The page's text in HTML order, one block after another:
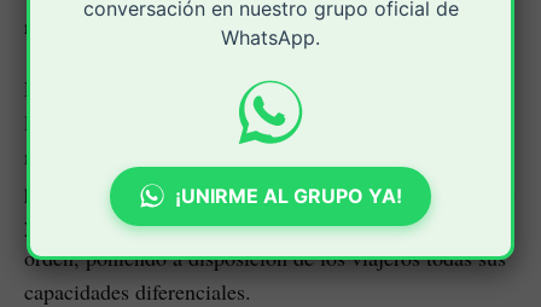
región del país.
Esta estrategia se desarrolla de manera coordinada con
la Policía Nacional y las autoridades departamentales y
municipales, articulando capacidades para cumplir este
propósito. Más de 2000 soldados permanecen vigilantes
y listos para reaccionar ante cualquier alteración del
orden, poniendo a disposición de los viajeros todas sus
capacidades diferenciales.
conversación en nuestro grupo oficial de
WhatsApp.
¡UNIRME AL GRUPO YA!